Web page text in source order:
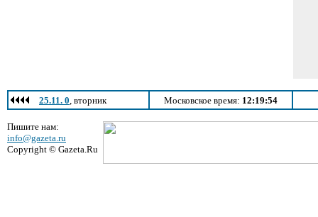
25.11. 0, вторник Московское время: 12:19:54
Пишите нам:
info@gazeta.ru
Copyright © Gazeta.Ru